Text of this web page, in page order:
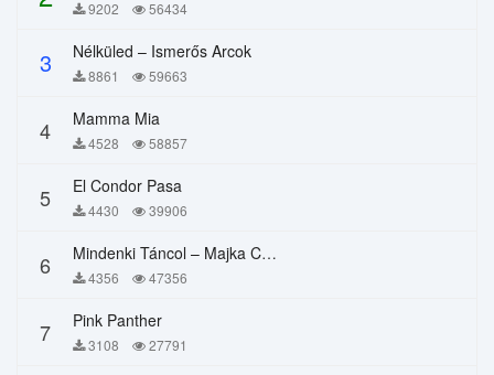
9202 56434
3 Nélküled – Ismerős Arcok
8861 59663
4 Mamma Mia
4528 58857
5 El Condor Pasa
4430 39906
6 Mindenki Táncol – Majka Curtis, Péter Majoros
4356 47356
7 Pink Panther
3108 27791